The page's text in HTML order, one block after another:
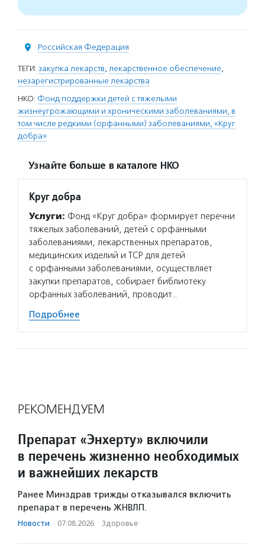
Российская Федерация
ТЕГИ: закупка лекарств, лекарственное обеспечение,
незарегистрированные лекарства
НКО: Фонд поддержки детей с тяжелыми
жизнеугрожающими и хроническими заболеваниями, в
том числе редкими (орфанными) заболеваниями, «Круг
добра»
Узнайте больше в каталоге НКО
Круг добра
Услуги: Фонд «Круг добра» формирует перечни
тяжелых заболеваний, детей с орфанными
заболеваниями, лекарственных препаратов,
медицинских изделий и ТСР для детей
с орфанными заболеваниями, осуществляет
закупки препаратов, собирает библиотеку
орфанных заболеваний, проводит…
Подробнее
РЕКОМЕНДУЕМ
Препарат «Энхерту» включили
в перечень жизненно необходимых
и важнейших лекарств
Ранее Минздрав трижды отказывался включить
препарат в перечень ЖНВЛП.
Новости · 07.08.2026 · Здоровье